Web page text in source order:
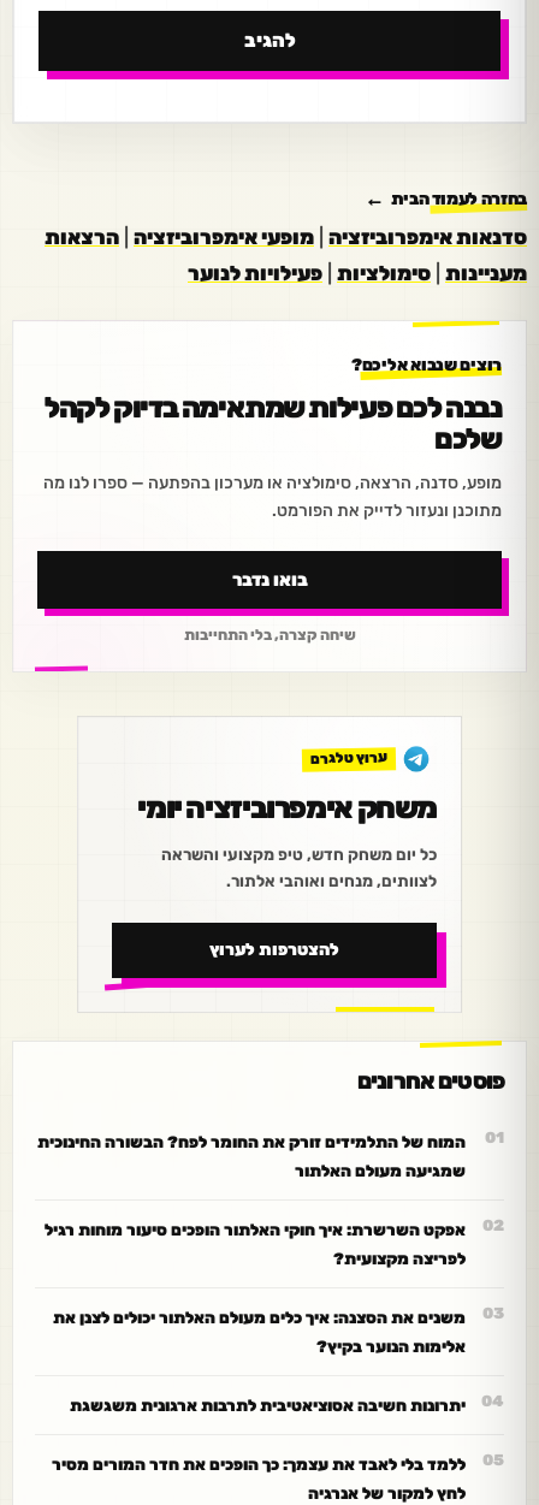
בחזרה לעמוד הבית
סדנאות אימפרוביזציה מופעי אימפרוביזציה הרצאות
מעניינות סימולציות פעילויות לנוער
רוצים שנבוא אליכם?
נבנה לכם פעילות שמתאימה בדיוק לקהל
שלכם
מופע, סדנה, הרצאה, סימולציה או מערכון בהפתעה — ספרו לנו מה
מתוכנן ונעזור לדייק את הפורמט.
בואו נדבר
שיחה קצרה, בלי התחייבות
ערוץ טלגרם
משחק אימפרוביזציה יומי
כל יום משחק חדש, טיפ מקצועי והשראה
לצוותים, מנחים ואוהבי אלתור.
להצטרפות לערוץ
פוסטים אחרונים
המוח של התלמידים זורק את החומר לפח? הבשורה החינוכית
שמגיעה מעולם האלתור
אפקט השרשרת: איך חוקי האלתור הופכים סיעור מוחות רגיל
לפריצה מקצועית?
משנים את הסצנה: איך כלים מעולם האלתור יכולים לצנן את
אלימות הנוער בקיץ?
יתרונות חשיבה אסוציאטיבית לתרבות ארגונית משגשגת
ללמד בלי לאבד את עצמך: כך הופכים את חדר המורים מסיר
לחץ למקור של אנרגיה